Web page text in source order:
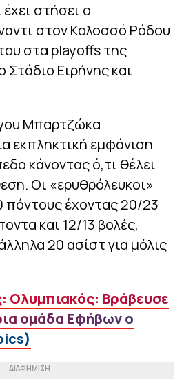
στήσει ο
στον Κολοσσό Ρόδου
στα playoffs της
Ειρήνης και
Μπαρτζώκα
εκπληκτική εμφάνιση
κάνοντας ό,τι θέλει
Οι «ερυθρόλευκοι»
πόντους έχοντας 20/23
και 12/13 βολές,
20 ασίστ για μόλις
Ολυμπιακός: Βράβευσε
ομάδα Εφήβων ο